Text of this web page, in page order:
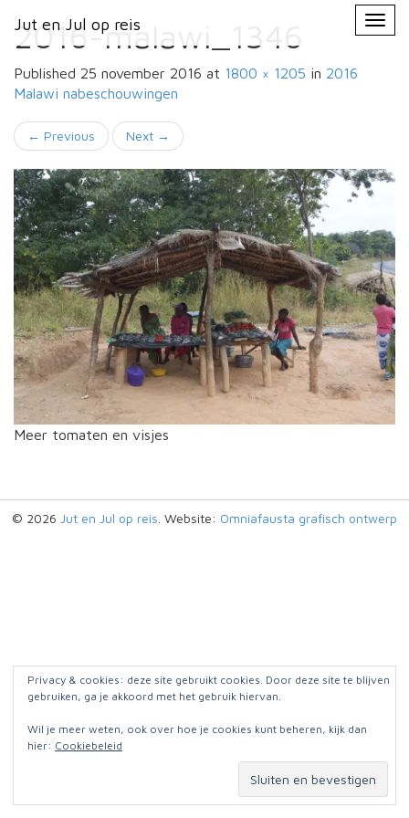
Jut en Jul op reis
Primary
Menu
Jut en Jul op reis
2016-malawi_1346
Published 25 november 2016 at 1800 × 1205 in 2016
Malawi nabeschouwingen
← Previous Next →
Meer tomaten en visjes
© 2026 Jut en Jul op reis . Website: Omniafausta grafisch ontwerp
Privacy & cookies: deze site gebruikt cookies. Door deze site te blijven
gebruiken, ga je akkoord met het gebruik hiervan.
Wil je meer weten, ook over hoe je cookies kunt beheren, kijk dan
hier: Cookiebeleid